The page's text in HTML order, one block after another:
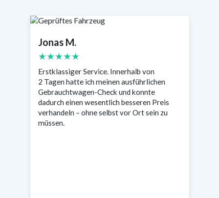
Jonas M.
★★★★★
Erstklassiger Service. Innerhalb von
2 Tagen hatte ich meinen ausführlichen
Gebrauchtwagen-Check und konnte
dadurch einen wesentlich besseren Preis
verhandeln – ohne selbst vor Ort sein zu
müssen.